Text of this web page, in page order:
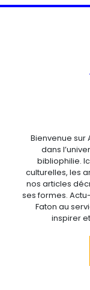
Bienvenue sur
dans
bibliophilie.
culturelles, les
nos articles
ses formes.
Faton au
inspirer